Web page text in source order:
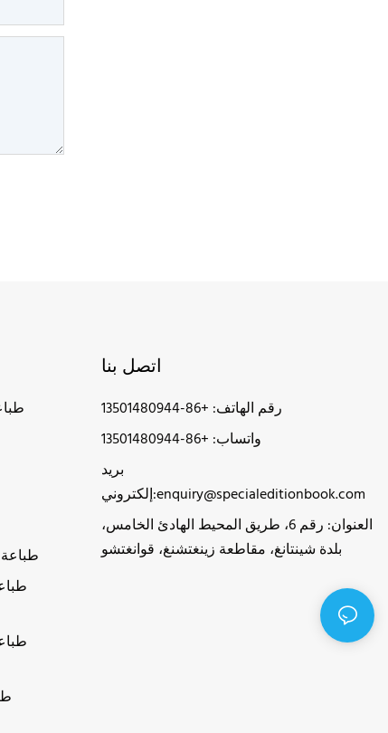
اتصل بنا
رقم الهاتف: +86-13501480944
واتساب: +86-13501480944
بريد
إلكتروني:enquiry@specialeditionbook.com
العنوان: رقم 6، طريق المحيط الهادئ الخامس،
بلدة شينتانغ، مقاطعة زينغتشنغ، قوانغتشو